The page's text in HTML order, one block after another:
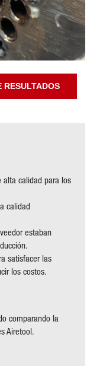
RESULTADOS
alta calidad para los
calidad
estaban
satisfacer las
los costos.
comparando la
Airetool.